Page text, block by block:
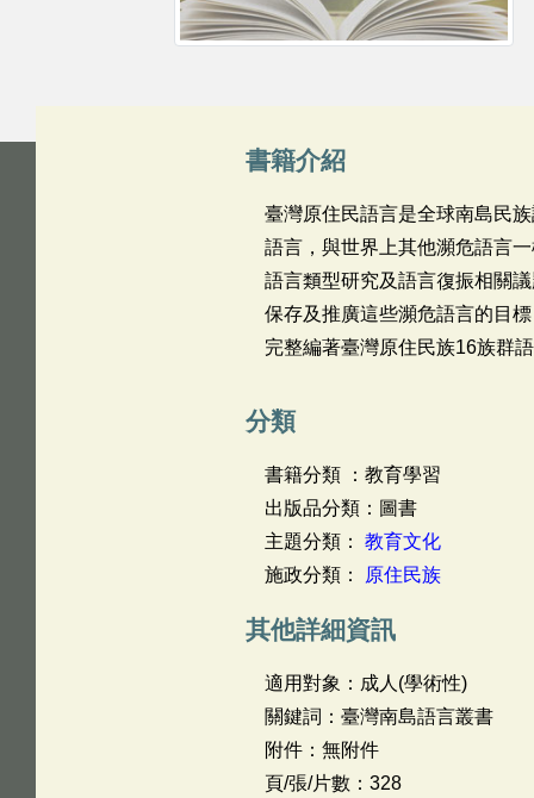
書籍介紹
臺灣原住民語言是全球南島民
語言，與世界上其他瀕危語言
語言類型研究及語言復振相關
保存及推廣這些瀕危語言的目
完整編著臺灣原住民族16族群
分類
書籍分類 ：教育學習
出版品分類：圖書
主題分類： 教育文化
施政分類：
原住民族
其他詳細資訊
適用對象：成人(學術性)
關鍵詞：臺灣南島語言叢書
附件：無附件
頁/張/片數：328